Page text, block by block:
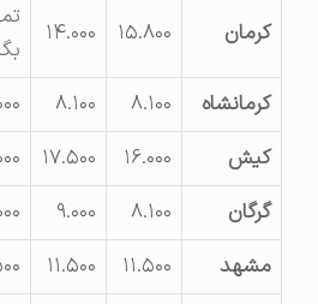
کرمان ۱۵.۸۰۰ ۱۴.۰۰۰
تماس
بگیرید
کرمانشاه
۸.۱۰۰ ۸.۱۰۰ ۱۱.۰۰۰
کیش
۱۶.۰۰۰ ۱۷.۵۰۰ ۲۲.۰۰۰
گرگان
۸.۱۰۰ ۹.۰۰۰ ۲۲.۰۰۰
مشهد
۱۱.۵۰۰ ۱۱.۵۰۰ ۱۴.۵۰۰